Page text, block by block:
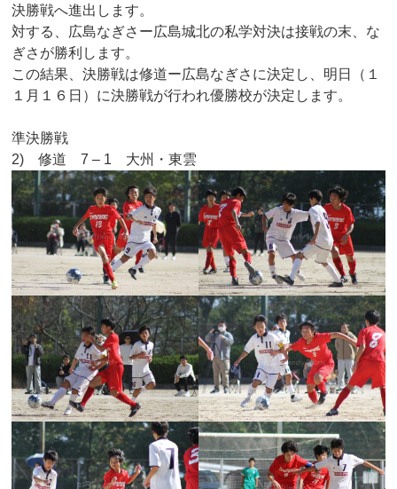
決勝戦へ進出します。
対する、広島なぎさー広島城北の私学対決は接戦の末、な
ぎさが勝利します。
この結果、決勝戦は修道ー広島なぎさに決定し、明日（１
１月１６日）に決勝戦が行われ優勝校が決定します。
準決勝戦
2) 修道 7 – 1 大州・東雲